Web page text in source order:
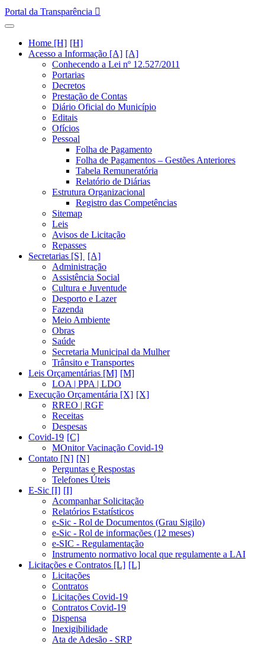
Portal da Transparência
Home [H]
Acesso a Informação [A]
Conhecendo a Lei nº 12.527/2011
Portarias
Decretos
Prestação de Contas
Diário Oficial do Município
Editais
Ofícios
Pessoal
Folha de Pagamento
Folha de Pagamentos – Gestões Anteriores
Tabela Remuneratória
Relatório de Diárias
Estrutura Organizacional
Registro das Competências
Sitemap
Leis
Avisos de Licitação
Repasses
Secretarias [S]
Administração
Assistência Social
Cultura e Juventude
Desporto e Lazer
Fazenda
Meio Ambiente
Obras
Saúde
Secretaria Municipal da Mulher
Trânsito e Transportes
Leis Orçamentárias [M]
LOA | PPA | LDO
Execução Orçamentária [X]
RREO | RGF
Receitas
Despesas
Covid-19
MOnitor Vacinação Covid-19
Contato [N]
Perguntas e Respostas
Telefones Úteis
E-Sic [I]
Acompanhar Solicitação
Relatórios Estatísticos
e-Sic - Rol de Documentos (Grau Sigilo)
e-Sic - Rol de informações (12 meses)
e-SIC - Regulamentação
Instrumento normativo local que regulamente a LAI
Licitações e Contratos [L]
Licitações
Contratos
Licitações Covid-19
Contratos Covid-19
Dispensa
Inexigibilidade
Ata de Adesão - SRP